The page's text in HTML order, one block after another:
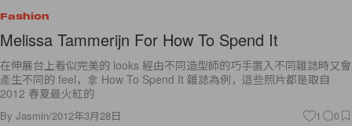
Fashion
Melissa Tammerijn For How To Spend It
在伸展台上看似完美的 looks 經由不同造型師的巧手置入不同雜誌時又會
產生不同的 feel，拿 How To Spend It 雜誌為例，這些照片都是取自
2012 春夏最火紅的
By Jasmin/2012年3月28日 1 0